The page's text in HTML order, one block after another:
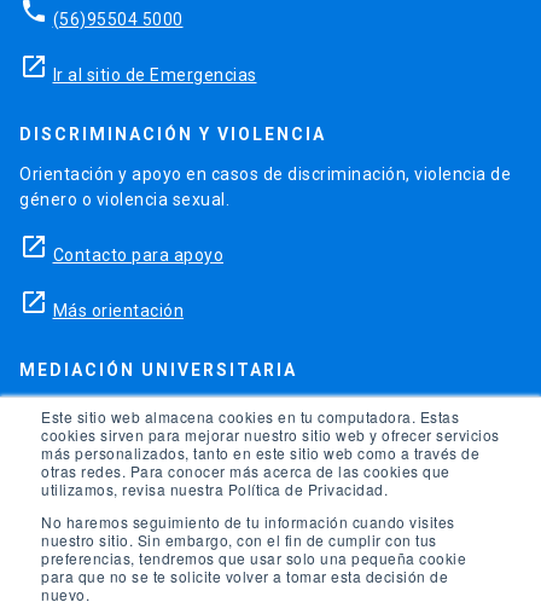
Este sitio web almacena cookies en tu computadora. Estas
cookies sirven para mejorar nuestro sitio web y ofrecer servicios
más personalizados, tanto en este sitio web como a través de
otras redes. Para conocer más acerca de las cookies que
utilizamos, revisa nuestra Política de Privacidad.
No haremos seguimiento de tu información cuando visites
nuestro sitio. Sin embargo, con el fin de cumplir con tus
preferencias, tendremos que usar solo una pequeña cookie
para que no se te solicite volver a tomar esta decisión de
nuevo.
phone (56)95504 5000
launch Ir al sitio de Emergencias
DISCRIMINACIÓN Y VIOLENCIA
Orientación y apoyo en casos de discriminación, violencia de
género o violencia sexual.
launch Contacto para apoyo
launch Más orientación
MEDIACIÓN UNIVERSITARIA
Teléfonos para orientación y consejo si se ha vulnerado
alguno de tus derechos en la universidad.
phone (56)95504 1691
phone (56)95504 1247
launch Ir a la Oficina de Ombuds UC